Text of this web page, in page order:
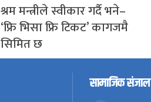
श्रम मन्त्रीले स्वीकार गर्दै भने–
‘फ्रि भिसा फ्रि टिकट’ कागजमै
सिमित छ
सामाजिक संजाल